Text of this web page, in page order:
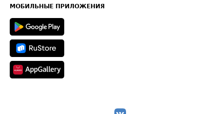
Техническая информация
МОБИЛЬНЫЕ ПРИЛОЖЕНИЯ